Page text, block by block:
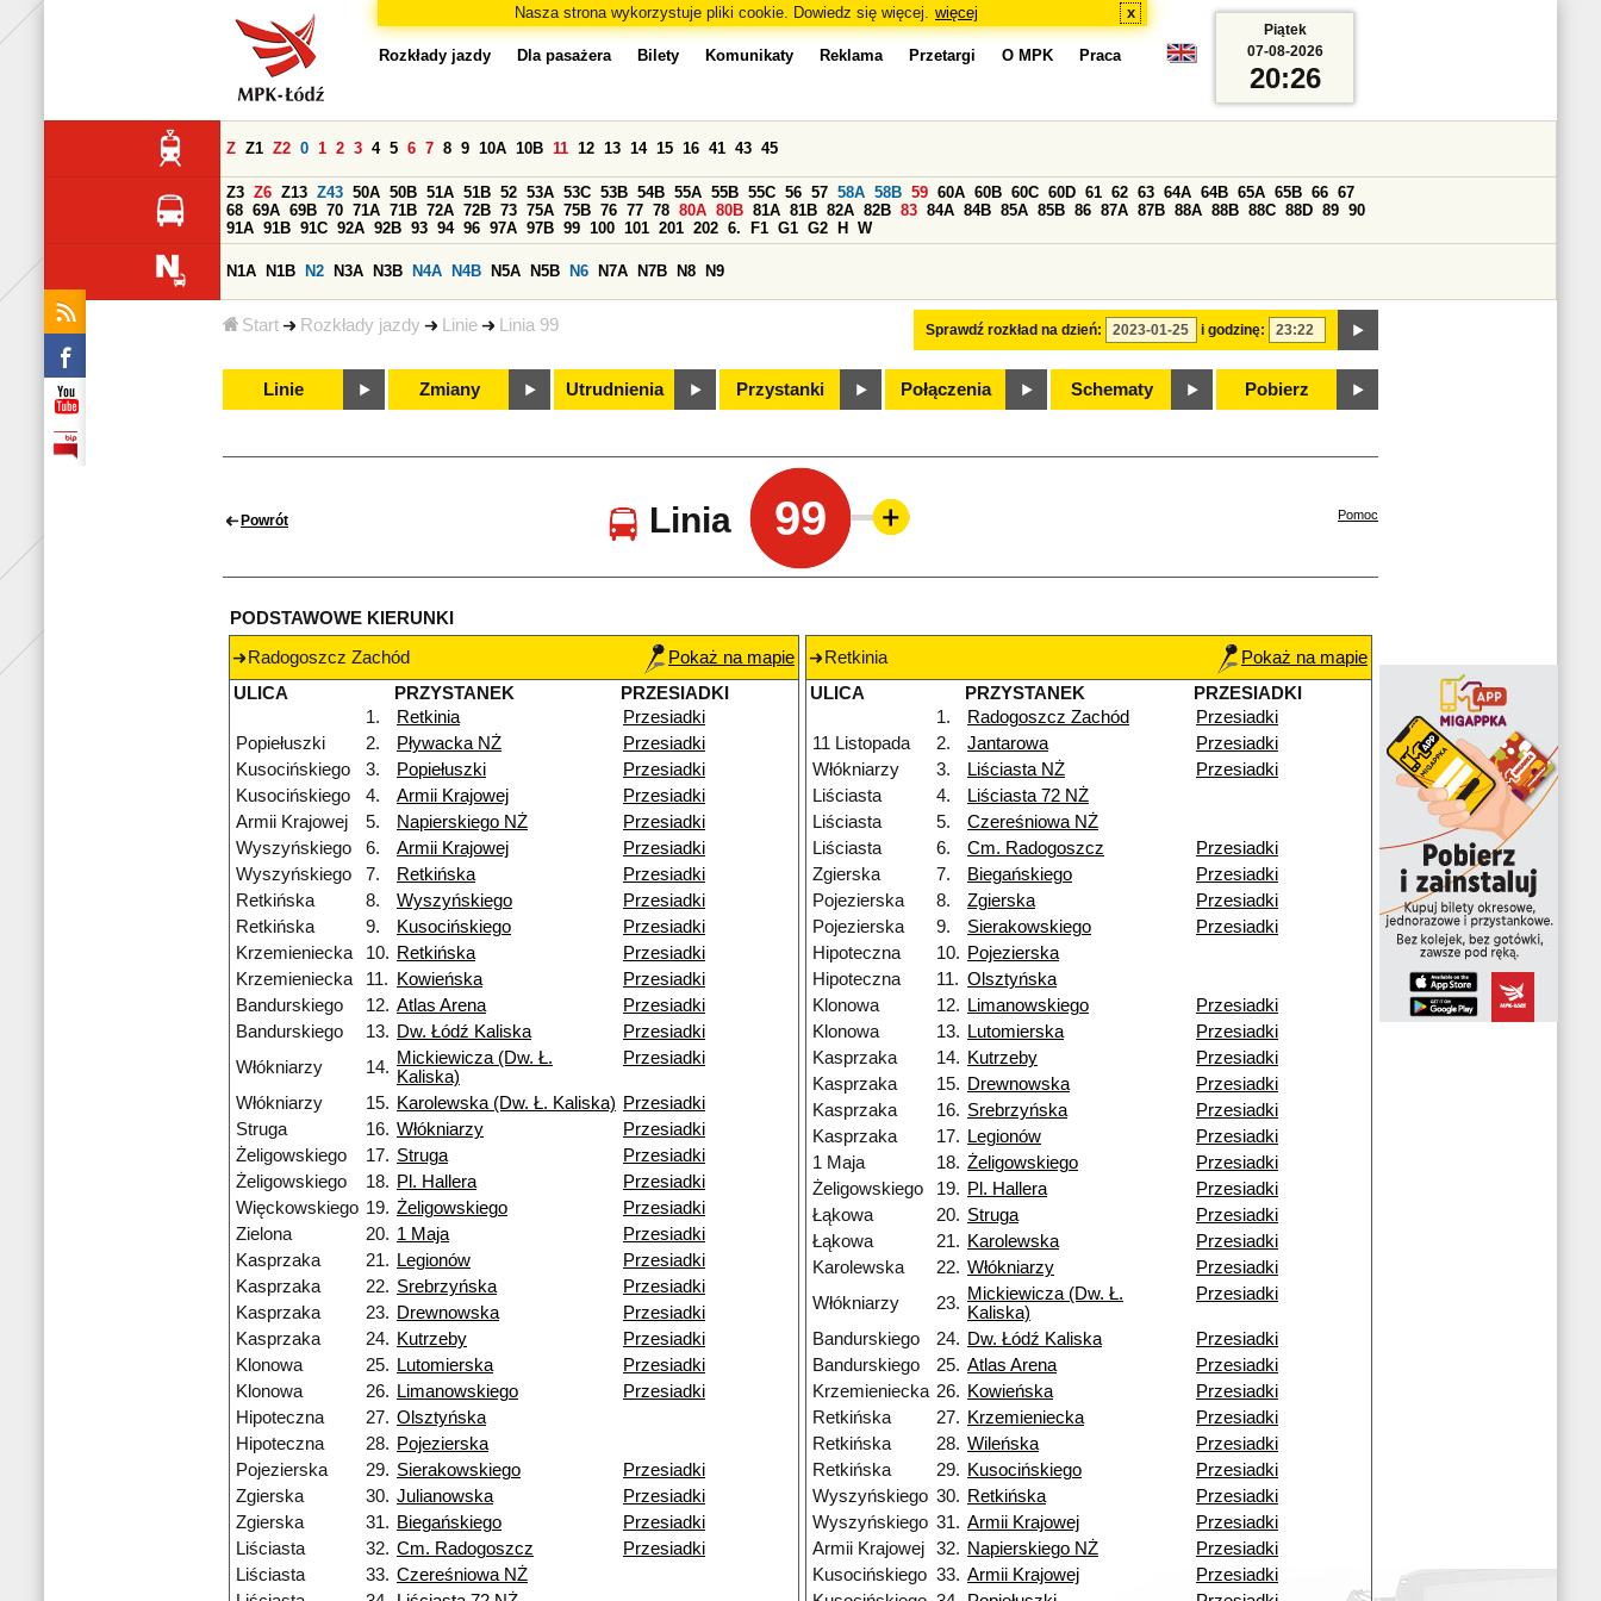
Nasza strona wykorzystuje pliki cookie. Dowiedz się więcej. więcej x
Start Rozkłady jazdy Linie Linia 99
Rozkłady jazdy Dla pasażera Bilety Komunikaty Reklama Przetargi O MPK Praca
Sprawdź rozkład na dzień: i godzinę:
Z Z1 Z2 0 1 2 3 4 5 6 7 8 9 10A 10B 11 12 13 14 15 16 41 43 45
Z3 Z6 Z13 Z43 50A 50B 51A 51B 52 53A 53C 53B 54B 55A 55B 55C 56 57 58A 58B 59 60A 60B 60C 60D 61 62 63 64A 64B 65A 65B 66 67
68 69A 69B 70 71A 71B 72A 72B 73 75A 75B 76 77 78 80A 80B 81A 81B 82A 82B 83 84A 84B 85A 85B 86 87A 87B 88A 88B 88C 88D 89 90
91A 91B 91C 92A 92B 93 94 96 97A 97B 99 100 101 201 202 6. F1 G1 G2 H W
N1A N1B N2 N3A N3B N4A N4B N5A N5B N6 N7A N7B N8 N9
Linie Zmiany Utrudnienia Przystanki Połączenia Schematy Pobierz
Piątek
07-08-2026
20:26
Powrót Linia 99 Pomoc
PODSTAWOWE KIERUNKI
Radogoszcz Zachód
Pokaż na mapie
ULICA
PRZYSTANEK
PRZESIADKI
1.
Retkinia
Przesiadki
Popiełuszki
2. Pływacka NŻ
Przesiadki
Kusocińskiego
3. Popiełuszki
Przesiadki
Kusocińskiego
4. Armii Krajowej
Przesiadki
Armii Krajowej
5. Napierskiego NŻ
Przesiadki
Wyszyńskiego
6. Armii Krajowej
Przesiadki
Wyszyńskiego
7. Retkińska
Przesiadki
Retkińska
8. Wyszyńskiego
Przesiadki
Retkińska
9. Kusocińskiego
Przesiadki
Krzemieniecka
10. Retkińska
Przesiadki
Krzemieniecka
11. Kowieńska
Przesiadki
Bandurskiego
12. Atlas Arena
Przesiadki
Bandurskiego
13. Dw. Łódź Kaliska
Przesiadki
Włókniarzy
14. Mickiewicza (Dw. Ł.
Kaliska)
Przesiadki
Włókniarzy 15. Karolewska (Dw. Ł. Kaliska) Przesiadki
Struga
16. Włókniarzy
Przesiadki
Żeligowskiego
17. Struga
Przesiadki
Żeligowskiego
18. Pl. Hallera
Przesiadki
Więckowskiego 19. Żeligowskiego
Przesiadki
Zielona
20. 1 Maja
Przesiadki
Kasprzaka
21. Legionów
Przesiadki
Kasprzaka
22. Srebrzyńska
Przesiadki
Kasprzaka
23. Drewnowska
Przesiadki
Kasprzaka
24. Kutrzeby
Przesiadki
Klonowa
25. Lutomierska
Przesiadki
Klonowa
26. Limanowskiego
Przesiadki
Hipoteczna
27. Olsztyńska
Hipoteczna
28. Pojezierska
Pojezierska
29. Sierakowskiego
Przesiadki
Zgierska
30. Julianowska
Przesiadki
Zgierska
31. Biegańskiego
Przesiadki
Liściasta
32. Cm. Radogoszcz
Przesiadki
Liściasta
33. Czereśniowa NŻ
Retkinia
Pokaż na mapie
ULICA
PRZYSTANEK
PRZESIADKI
1.
Radogoszcz Zachód
Przesiadki
11 Listopada
2. Jantarowa
Przesiadki
Włókniarzy
3. Liściasta NŻ
Przesiadki
Liściasta
4.
Liściasta 72 NŻ
Liściasta
5.
Czereśniowa NŻ
Liściasta
6. Cm. Radogoszcz
Przesiadki
Zgierska
7. Biegańskiego
Przesiadki
Pojezierska
8. Zgierska
Przesiadki
Pojezierska
9. Sierakowskiego
Przesiadki
Hipoteczna
10. Pojezierska
Hipoteczna
11. Olsztyńska
Klonowa
12. Limanowskiego
Przesiadki
Klonowa
13. Lutomierska
Przesiadki
Kasprzaka
14. Kutrzeby
Przesiadki
Kasprzaka
15. Drewnowska
Przesiadki
Kasprzaka
16. Srebrzyńska
Przesiadki
Kasprzaka
17. Legionów
Przesiadki
1 Maja
18. Żeligowskiego
Przesiadki
Żeligowskiego
19. Pl. Hallera
Przesiadki
Łąkowa
20. Struga
Przesiadki
Łąkowa
21. Karolewska
Przesiadki
Karolewska
22. Włókniarzy
Przesiadki
Włókniarzy
23. Mickiewicza (Dw. Ł.
Kaliska)
Przesiadki
Bandurskiego 24. Dw. Łódź Kaliska
Przesiadki
Bandurskiego
25. Atlas Arena
Przesiadki
Krzemieniecka 26. Kowieńska
Przesiadki
Retkińska
27. Krzemieniecka
Przesiadki
Retkińska
28. Wileńska
Przesiadki
Retkińska
29. Kusocińskiego
Przesiadki
Wyszyńskiego 30. Retkińska
Przesiadki
Wyszyńskiego 31. Armii Krajowej
Przesiadki
Armii Krajowej
32. Napierskiego NŻ
Przesiadki
Kusocińskiego 33. Armii Krajowej
Przesiadki